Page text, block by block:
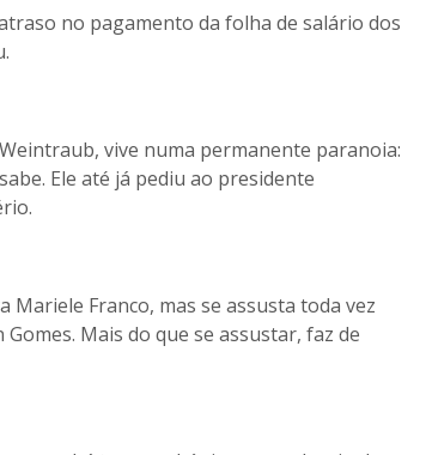
no pagamento da folha de salário dos
vive numa permanente paranoia:
Ele até já pediu ao presidente
Franco, mas se assusta toda vez
Mais do que se assustar, faz de